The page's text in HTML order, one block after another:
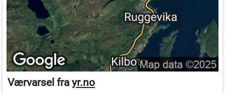
Værvarsel frayr.no